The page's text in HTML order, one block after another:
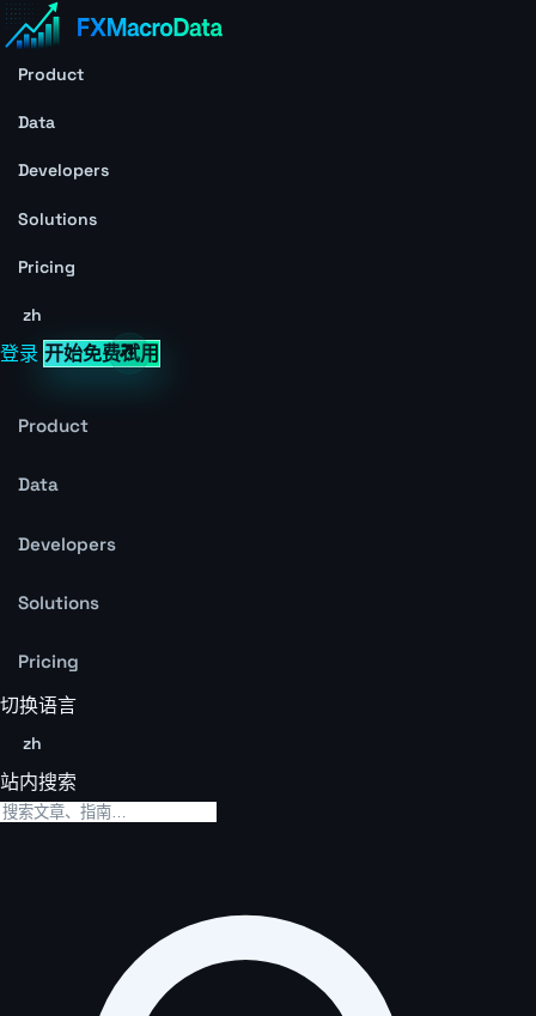
Product
Data
Developers
Solutions
Pricing
zh
登录 开始免费试用
Product
Data
Developers
Solutions
Pricing
切换语言
zh
站内搜索